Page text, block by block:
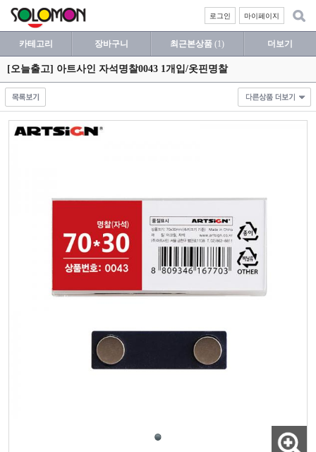
마이페이지
로그인
카테고리 장바구니 최근본상품 (1) 더보기
[오늘출고] 아트사인 자석명찰0043 1개입/옷핀명찰